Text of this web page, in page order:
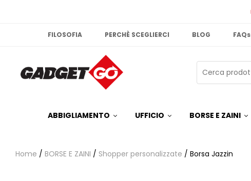
FILOSOFIA PERCHÈ SCEGLIERCI BLOG FAQs
ABBIGLIAMENTO UFFICIO BORSE E ZAINI
Home / BORSE E ZAINI / Shopper personalizzate / Borsa Jazzin